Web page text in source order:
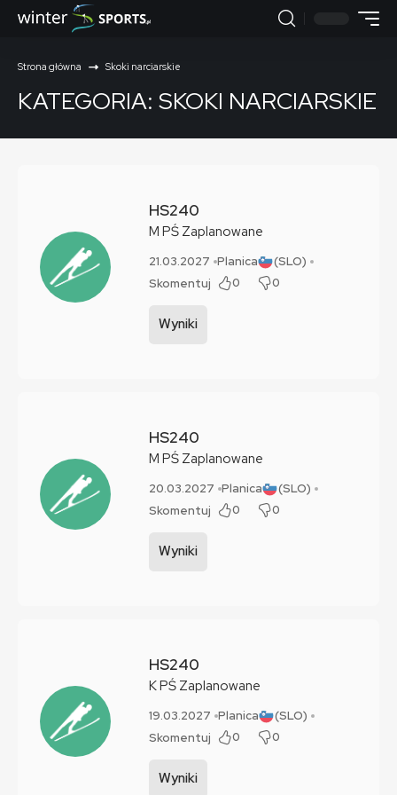
Strona główna Skoki narciarskie
KATEGORIA: SKOKI NARCIARSKIE
HS240
M PŚ Zaplanowane
21.03.2027 Planica
(SLO)
Skomentuj
0 0
Wyniki
HS240
M PŚ Zaplanowane
20.03.2027 Planica
(SLO)
Skomentuj
0 0
Wyniki
HS240
KPŚ Zaplanowane
19.03.2027 Planica
(SLO)
Skomentuj
0 0
Wyniki